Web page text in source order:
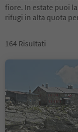
fiore. In estate puoi
rifugi in alta quota
164 Risultati